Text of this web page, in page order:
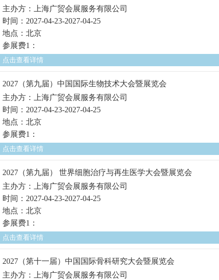
主办方：上海广贸会展服务有限公司
时间：2027-04-23-2027-04-25
地点：北京
参展费1：
点击查看详情
2027（第九届）中国国际生物技术大会暨展览会
主办方：上海广贸会展服务有限公司
时间：2027-04-23-2027-04-25
地点：北京
参展费1：
点击查看详情
2027（第九届） 世界细胞治疗与再生医学大会暨展览会
主办方：上海广贸会展服务有限公司
时间：2027-04-23-2027-04-25
地点：北京
参展费1：
点击查看详情
2027（第十一届）中国国际骨科研究大会暨展览会
主办方：上海广贸会展服务有限公司